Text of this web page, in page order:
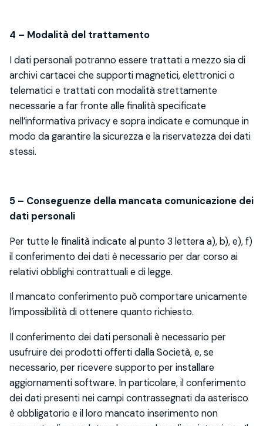
4 – Modalità del trattamento
I dati personali potranno essere trattati a mezzo sia di
archivi cartacei che supporti magnetici, elettronici o
telematici e trattati con modalità strettamente
necessarie a far fronte alle finalità specificate
nell’informativa privacy e sopra indicate e comunque in
modo da garantire la sicurezza e la riservatezza dei dati
stessi.
5 – Conseguenze della mancata comunicazione dei
dati personali
Per tutte le finalità indicate al punto 3 lettera a), b), e), f)
il conferimento dei dati è necessario per dar corso ai
relativi obblighi contrattuali e di legge.
Il mancato conferimento può comportare unicamente
l’impossibilità di ottenere quanto richiesto.
Il conferimento dei dati personali è necessario per
usufruire dei prodotti offerti dalla Società, e, se
necessario, per ricevere supporto per installare
aggiornamenti software. In particolare, il conferimento
dei dati presenti nei campi contrassegnati da asterisco
è obbligatorio e il loro mancato inserimento non